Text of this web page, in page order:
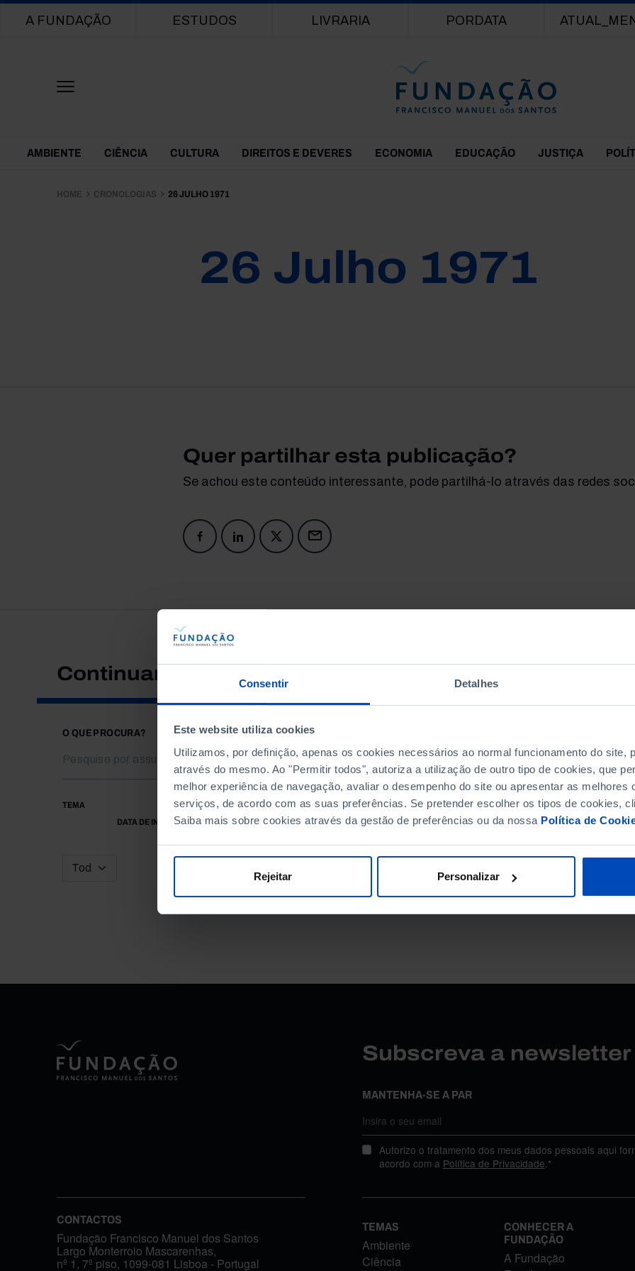
Consentir Detalhes
Este website utiliza cookies
Utilizamos, por definição, apenas os cookies necessários ao normal funcionamento do site,
através do mesmo. Ao "Permitir todos", autoriza a utilização de outro tipo de cookies, que
melhor experiência de navegação, avaliar o desempenho do site ou apresentar as melhores
serviços, de acordo com as suas preferências. Se pretender escolher os tipos de cookies,
Saiba mais sobre cookies através da gestão de preferências ou da nossa Política de
Rejeitar Personalizar
Main navigation
A FUNDAÇÃO ESTUDOS LIVRARIA PORDATA
Themes Menu
AMBIENTE CIÊNCIA CULTURA DIREITOS E DEVERES ECONOMIA EDUCAÇÃO JUSTIÇA
HOME CRONOLOGIAS 26 JULHO 1971
26 Julho 1971
Quer partilhar esta publicação?
Se achou este conteúdo interessante, pode partilhá-lo através das redes
Continuar a pesquisar
O QUE PROCURA?
TEMA
DATA DE INÍCIO
DATA DE FIM
Subscreva a
MANTENHA-SE A PAR
Autorizo o tratamento dos meus dados pessoais aqui
acordo com a Política de Privacidade.*
CONTACTOS
Fundação Francisco Manuel dos Santos
Largo Monterroio Mascarenhas,
nº 1, 7º piso, 1099-081 Lisboa - Portugal
TEMAS
Ambiente
Ciência
CONHECER A
FUNDAÇÃO
A Fundação